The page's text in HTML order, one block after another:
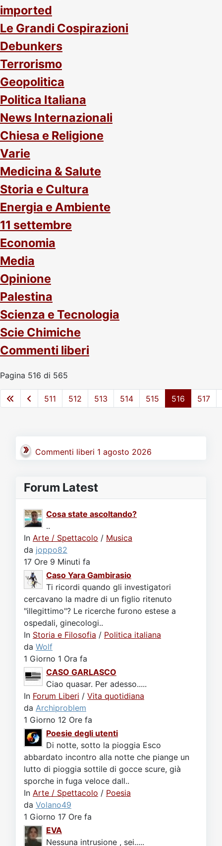
imported
Le Grandi Cospirazioni
Debunkers
Terrorismo
Geopolitica
Politica Italiana
News Internazionali
Chiesa e Religione
Varie
Medicina & Salute
Storia e Cultura
Energia e Ambiente
11 settembre
Economia
Media
Opinione
Palestina
Scienza e Tecnologia
Scie Chimiche
Commenti liberi
Pagina 516 di 565
511 512 513 514 515 516 517
Commenti liberi 1 agosto 2026
Forum Latest
Cosa state ascoltando?
..
In Arte / Spettacolo / Musica
da joppo82
17 Ore 9 Minuti fa
Caso Yara Gambirasio
Ti ricordi quando gli investigatori
cercavano la madre di un figlio ritenuto
"illegittimo"? Le ricerche furono estese a
ospedali, ginecologi..
In Storia e Filosofia / Politica italiana
da Wolf
1 Giorno 1 Ora fa
CASO GARLASCO
Ciao quasar. Per adesso.....
In Forum Liberi / Vita quotidiana
da Archiproblem
1 Giorno 12 Ore fa
Poesie degli utenti
Di notte, sotto la pioggia Esco
abbardato incontro alla notte che piange un
lutto di pioggia sottile di gocce scure, già
sporche in fuga veloce dall..
In Arte / Spettacolo / Poesia
da Volano49
1 Giorno 17 Ore fa
EVA
Nessuna intrusione , sei.....